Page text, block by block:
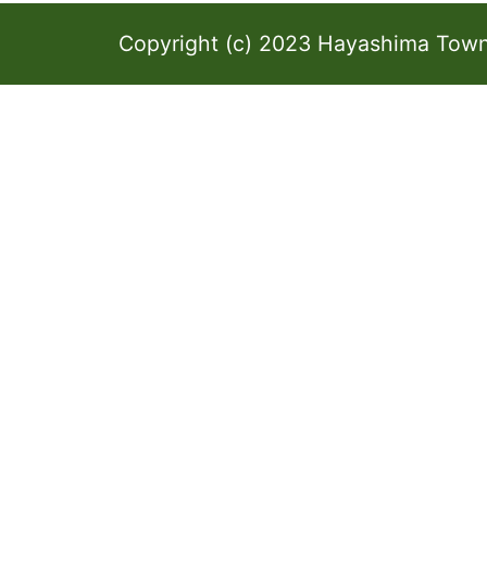
Copyright (c) 2023 Hayashima